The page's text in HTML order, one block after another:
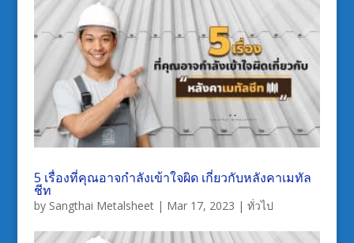
5 เรื่องที่คุณอาจกำลังเข้าใจผิด เกี่ยวกับหลังคาเมทัล
ชีท
by Sangthai Metalsheet| Mar 17, 2023 | ทั่วไป